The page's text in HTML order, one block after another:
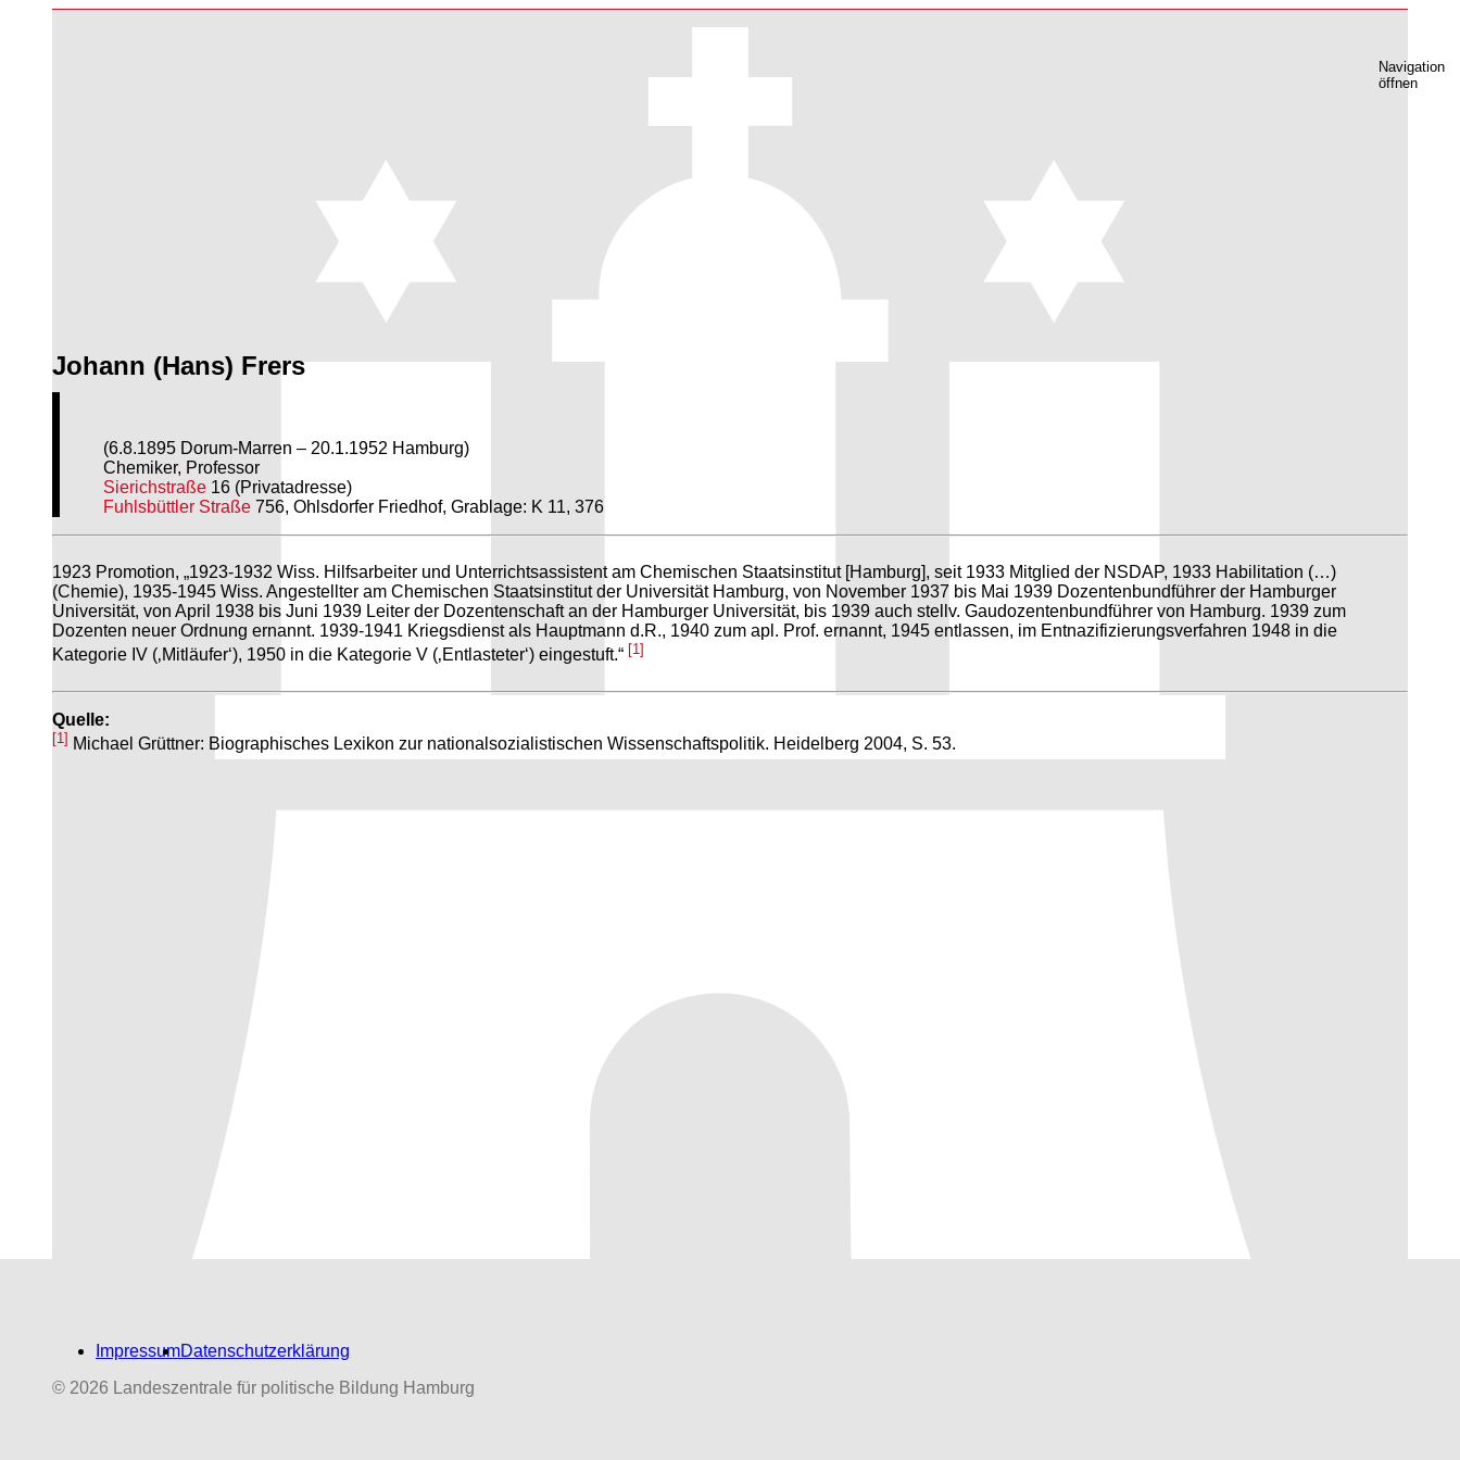
Navigation
öffnen
Johann (Hans) Frers
(6.8.1895 Dorum-Marren – 20.1.1952 Hamburg)
Chemiker, Professor
Sierichstraße 16 (Privatadresse)
Fuhlsbüttler Straße 756, Ohlsdorfer Friedhof, Grablage: K 11, 376
1923 Promotion, „1923-1932 Wiss. Hilfsarbeiter und Unterrichtsassistent am Chemischen Staatsinstitut [Hamburg], seit 1933 Mitglied der NSDAP, 1933 Habilitation (…)
(Chemie), 1935-1945 Wiss. Angestellter am Chemischen Staatsinstitut der Universität Hamburg, von November 1937 bis Mai 1939 Dozentenbundführer der Hamburger
Universität, von April 1938 bis Juni 1939 Leiter der Dozentenschaft an der Hamburger Universität, bis 1939 auch stellv. Gaudozentenbundführer von Hamburg. 1939 zum
Dozenten neuer Ordnung ernannt. 1939-1941 Kriegsdienst als Hauptmann d.R., 1940 zum apl. Prof. ernannt, 1945 entlassen, im Entnazifizierungsverfahren 1948 in die
Kategorie IV (‚Mitläufer‘), 1950 in die Kategorie V (‚Entlasteter‘) eingestuft.“ [1]
Quelle:
[1] Michael Grüttner: Biographisches Lexikon zur nationalsozialistischen Wissenschaftspolitik. Heidelberg 2004, S. 53.
ImpressumDatenschutzerklärung
© 2026 Landeszentrale für politische Bildung Hamburg